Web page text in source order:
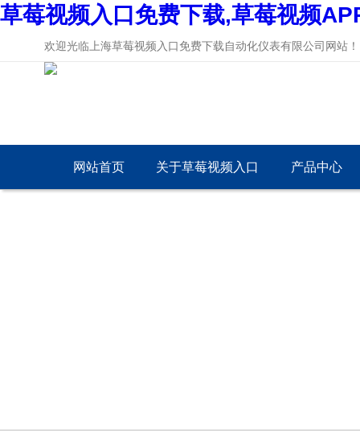
草莓视频入口免费下载,草莓视频
欢迎光临上海草莓视频入口免费下载自动化仪表有限公司网站！
网站首页 关于草莓视频入口 产品中心